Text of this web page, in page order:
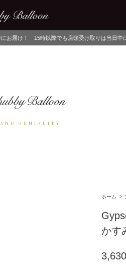
店頭受け取りは当日中にお渡しが可能！ ネッ
GENIALITY
ホーム >
かす